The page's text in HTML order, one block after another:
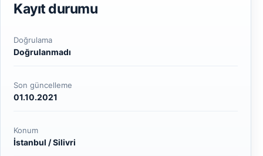
Kayıt durumu
Doğrulama
Doğrulanmadı
Son güncelleme
01.10.2021
Konum
İstanbul / Silivri